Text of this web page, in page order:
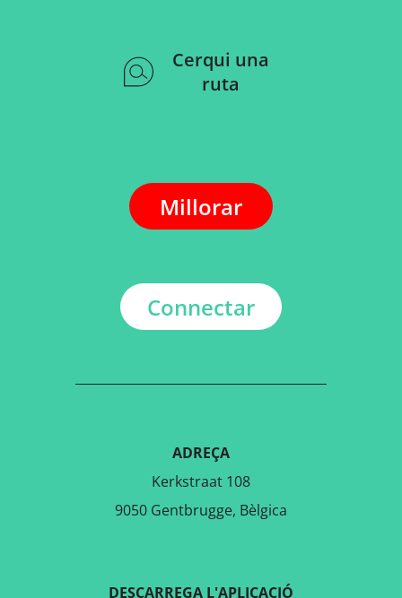
Cerqui una
ruta
Millorar
Connectar
ADREÇA
Kerkstraat 108
9050 Gentbrugge, Bèlgica
DESCARREGA L'APLICACIÓ